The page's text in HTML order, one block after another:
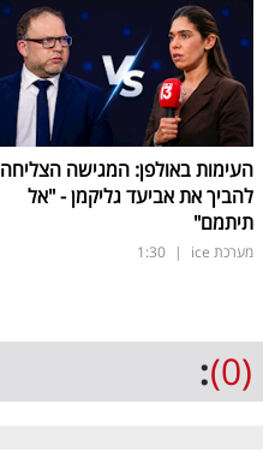
העימות באולפן: המגישה הצליחה
להביך את אביעד גליקמן - "אל
תיתמם"
מערכת ice |
1:30
(0)
: